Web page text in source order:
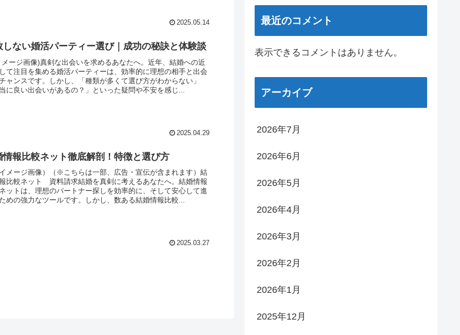
2025.05.14
しない婚活パーティー選び｜成功の秘訣と体験談
ージ画像)真剣な出会いを求めるあなたへ。近年、結婚への近
て注目を集める婚活パーティーは、効率的に理想の相手と出会
ャンスです。しかし、「種類が多くて選び方がわからない」
当に良い出会いがあるの？」といった疑問や不安を感じ...
2025.04.29
情報比較ネット徹底解剖！特徴と選び方
メージ画像）（※こちらは一部、広告・宣伝が含まれます）結
比較ネット 資料請求結婚を真剣に考えるあなたへ。結婚情報
ットは、理想のパートナー探しを効率的に、そして安心して進
めの強力なツールです。しかし、数ある結婚情報比較...
2025.03.27
最近のコメント
表示できるコメントはありません。
アーカイブ
2026年7月
2026年6月
2026年5月
2026年4月
2026年3月
2026年2月
2026年1月
2025年12月